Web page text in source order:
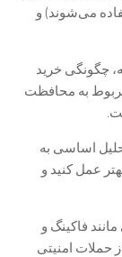
می‌شوند) و
چگونگی خرید
به محافظت
اساسی به
عمل کنید و
فاکینگ و
حملات امنیتی